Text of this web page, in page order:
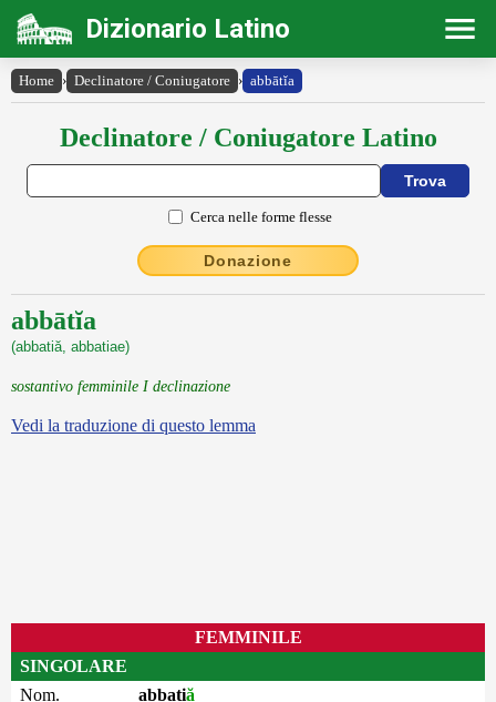
Dizionario Latino
Home › Declinatore / Coniugatore › abbātĭa
Declinatore / Coniugatore Latino
Cerca nelle forme flesse
Donazione
abbātĭa
(abbatiă, abbatiae)
sostantivo femminile I declinazione
Vedi la traduzione di questo lemma
FEMMINILE
SINGOLARE
Nom.
abbatiă